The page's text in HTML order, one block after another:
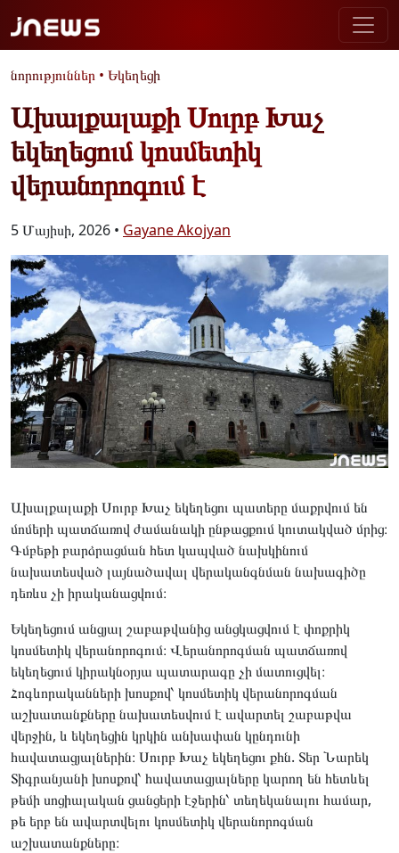
նորություններ • Եկեղեցի
Ախալքալաքի Սուրբ Խաչ
եկեղեցում կոսմետիկ
վերանորոգում է
5 Մայիսի, 2026 • Gayane Akojyan
Ախալքալաքի Սուրբ Խաչ եկեղեցու պատերը մաքրվում են
մոմերի պատճառով ժամանակի ընթացքում կուտակված մրից։
Գմբեթի բարձրացման հետ կապված նախկինում
նախատեսված լայնածավալ վերականգնման նախագիծը
դեռևս չի իրականացվում։
Եկեղեցում անցյալ շաբաթվանից անցկացվում է փոքրիկ
կոսմետիկ վերանորոգում։ Վերանորոգման պատճառով
եկեղեցում կիրակնօրյա պատարագը չի մատուցվել։
Հոգևորականների խոսքով՝ կոսմետիկ վերանորոգման
աշխատանքները նախատեսվում է ավարտել շաբաթվա
վերջին, և եկեղեցին կրկին անխափան կընդունի
հավատացյալներին։ Սուրբ Խաչ եկեղեցու քհն. Տեր Նարեկ
Տիգրանյանի խոսքով՝ հավատացյալները կարող են հետևել
թեմի սոցիալական ցանցերի էջերին՝ տեղեկանալու համար,
թե երբ են ավարտվելու կոսմետիկ վերանորոգման
աշխատանքները։